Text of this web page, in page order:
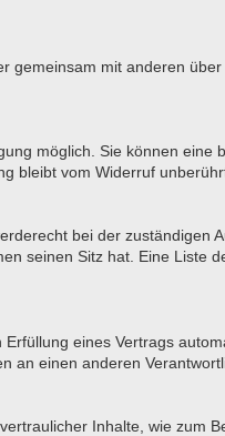
mit anderen
möglich. Sie können
bleibt vom Widerruf
bei der
seinen Sitz hat. Eine
eines Vertrags
einen anderen
Inhalte, wie zum